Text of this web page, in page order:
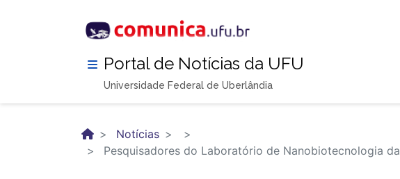
Portal de Notícias da UFU
Universidade Federal de Uberlândia
Notícias
Pesquisadores do Laboratório de Nanobiotecnologia